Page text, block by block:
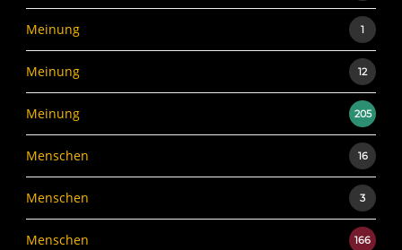
Meinung 1
Meinung 12
Meinung 205
Menschen 16
Menschen 3
Menschen 166